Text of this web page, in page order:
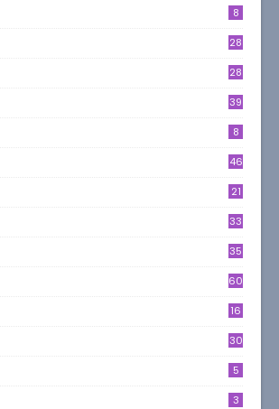
8
28
28
39
8
46
21
33
35
60
16
30
5
3